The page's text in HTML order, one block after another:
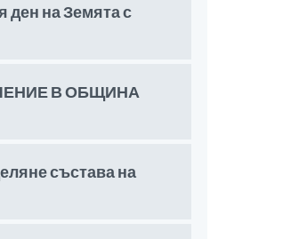
ден на Земята с
В ОБЩИНА
състава на